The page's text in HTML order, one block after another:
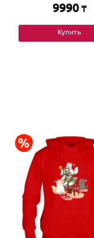
9990 ₸
Купить